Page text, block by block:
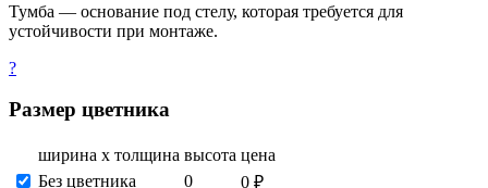
Тумба — основание под стелу, которая требуется для
устойчивости при монтаже.
?
Размер цветника
ширина х толщина высота цена
Без цветника
0 0 ₽